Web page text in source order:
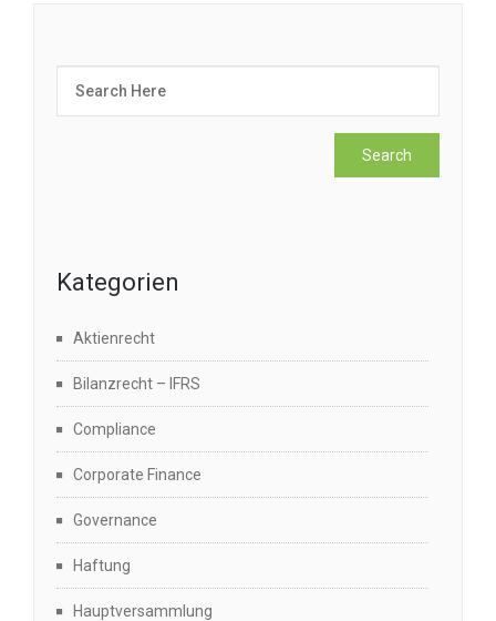
Kategorien
Aktienrecht
Bilanzrecht – IFRS
Compliance
Corporate Finance
Governance
Haftung
Hauptversammlung